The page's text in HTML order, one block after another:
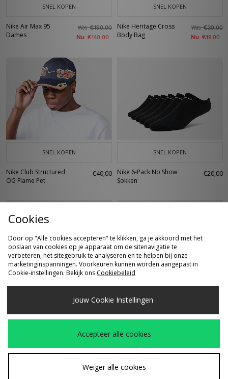
SNEL KOPEN
Nike Air Max 95
Dames
Was€190,00
Nu €140,00
SNEL KOPEN
Nike Heritage Cross
Body Bag
Was€30,00
Nu €18,00
SNEL KOPEN
Nike Club Structured
OG Flame Pet
€40,00
SNEL KOPEN
Nike 6-Pack No Show
Sokken
€20,00
Nike Peak Cosy
Was€40,00
Nike ACG PEAK
Was€45,00
Cookies
Door op "Alle cookies accepteren" te klikken, ga je akkoord met het
opslaan van cookies op je apparaat om de sitenavigatie te
verbeteren, het sitegebruik te analyseren en te helpen bij onze
marketinginspanningen. Voorkeuren kunnen worden aangepast in
Cookie-instellingen. Bekijk ons Cookiebeleid
Jouw Cookie Instellingen
Accepteer alle cookies
Weiger alle cookies